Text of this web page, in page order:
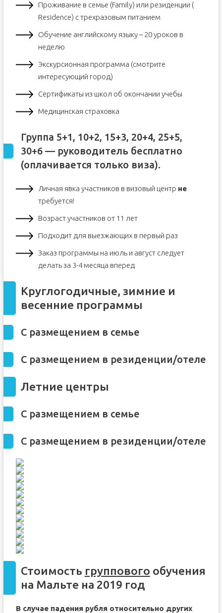
Проживание в семье (Family) или резиденции (
Residence) с трехразовым питанием
Обучение английскому языку – 20 уроков в
неделю
Экскурсионная программа (смотрите
интересующий город)
Сертификаты из школ об окончании учебы
Медицинская страховка
Группа 5+1, 10+2, 15+3, 20+4, 25+5,
30+6 — руководитель бесплатно
(оплачивается только виза).
Личная явка участников в визовый центр не
требуется!
Возраст участников от 11 лет
Подходит для выезжающих в первый раз
Заказ программы на июль и август следует
делать за 3-4 месяца вперед
Круглогодичные, зимние и
весенние программы
С размещением в семье
С размещением в резиденции/отеле
Летние центры
С размещением в семье
С размещением в резиденции/отеле
Стоимость группового обучения
на Мальте на 2019 год
В случае падения рубля относительно других